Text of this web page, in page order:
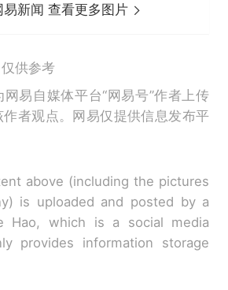
易新闻 查看更多图片
供参考
易自媒体平台“网易号”作者上传
者观点。网易仅提供信息发布平
above (including the pictures
is uploaded and posted by a
Hao, which is a social media
provides information storage